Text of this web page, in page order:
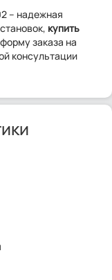
– надежная
купить
заказа на
консультации